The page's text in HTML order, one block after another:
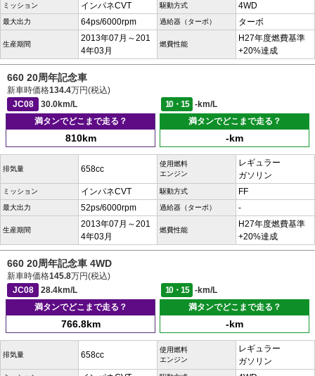
ミッション インパネCVT 駆動方式 4WD
最大出力 64ps/6000rpm 過給器（ターボ） ターボ
生産期間
2013年07月～201
4年03月
燃費性能
H27年度燃費基準
+20%達成
660 20周年記念車
新車時価格134.4万円(税込)
JC08
30.0km/L 10・15
-km/L
満タンでどこまで走る？
810km
満タンでどこまで走る？
-km
排気量 658cc
使用燃料
エンジン
レギュラー
ガソリン
ミッション インパネCVT 駆動方式 FF
最大出力 52ps/6000rpm 過給器（ターボ） -
生産期間
2013年07月～201
4年03月
燃費性能
H27年度燃費基準
+20%達成
660 20周年記念車 4WD
新車時価格145.8万円(税込)
JC08
28.4km/L 10・15
-km/L
満タンでどこまで走る？
766.8km
満タンでどこまで走る？
-km
排気量 658cc
使用燃料
エンジン
レギュラー
ガソリン